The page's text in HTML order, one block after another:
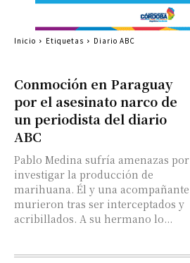
Conmoción en Paraguay
por el asesinato narco de
un periodista del diario
ABC
Pablo Medina sufría amenazas por
investigar la producción de
marihuana. Él y una acompañante
murieron tras ser interceptados y
acribillados. A su hermano lo...
Inicio Etiquetas Diario ABC